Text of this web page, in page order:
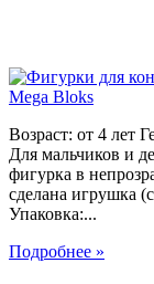
Возраст: от 4 лет
Для мальчиков и
фигурка в
сделана игрушка
Упаковка:...
Подробнее »